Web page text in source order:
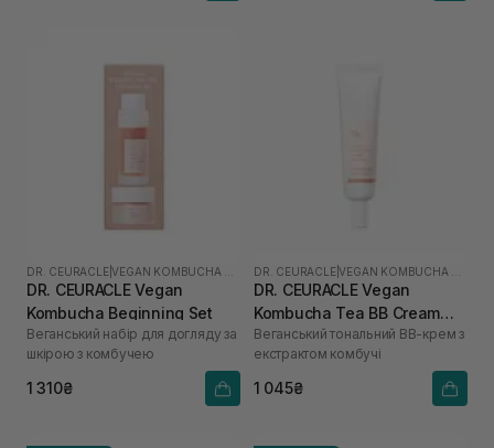
DR. CEURACLE |
DR. CEURACLE Vegan
Kombucha Beginning Set
Веганський набір для догляду за
шкірою з комбучею
1 310₴
DR. CEURACLE |
DR. CEURACLE Vegan
Kombucha Tea BB Cream
Normal 30 мл
Веганський тональний ВВ-крем з
екстрактом комбучі
1 045₴